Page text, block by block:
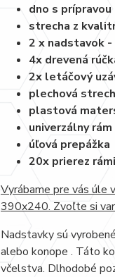
dno s
strecha z
2 x nadstavok
4x drevená
2x letáčový
plechová
plastová
univerzálny
úľová prepážka
20x prierez
Vyrábame pre vás úle
390x240. Zvoľte si
Nadstavky sú
alebo konope . Táto
včelstva. Dlhodobé